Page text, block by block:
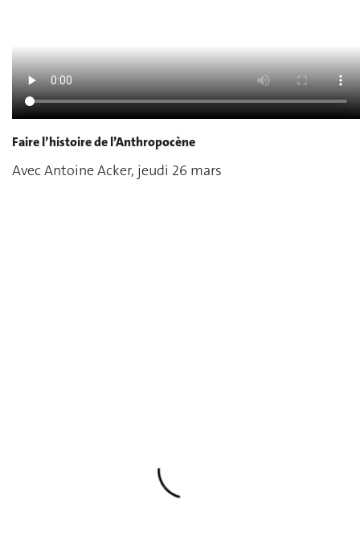
Faire l’histoire de l’Anthropocène
Avec Antoine Acker, jeudi 26 mars